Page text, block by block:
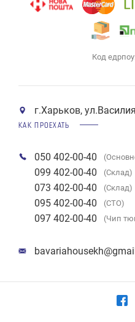
Код
г.Харьков,
КАК ПРОЕХАТЬ
050 402-00-40
099 402-00-40 (Склад)
073 402-00-40 (Склад)
095 402-00-40 (СТО)
097 402-00-40 (Чип